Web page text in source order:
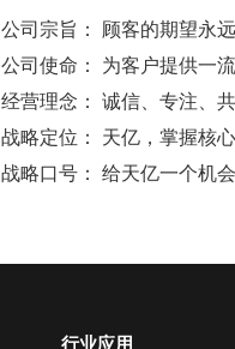
公司宗旨： 顾客的期望永
公司使命： 为客户提供一
经营理念： 诚信、专注、共
战略定位： 天亿，掌握核心
战略口号： 给天亿一个机
行业应用